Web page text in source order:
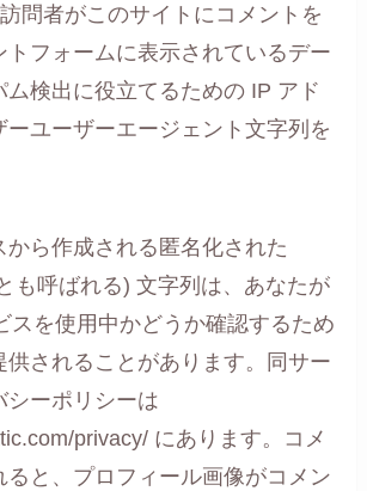
訪問者がこのサイトにコメントを
トフォームに表示されているデー
ム検出に役立てるための IP アド
ーユーザーエージェント文字列を
から作成される匿名化された
も呼ばれる) 文字列は、あなたが
スを使用中かどうか確認するため
供されることがあります。同サー
シーポリシーは
privacy/ にあります。コメ
ると、プロフィール画像がコメン